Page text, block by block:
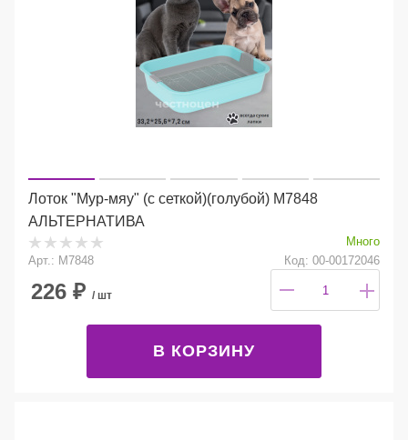
Лоток "Мур-мяу" (с сеткой)(голубой) М7848
АЛЬТЕРНАТИВА
Много
Арт.: М7848
Код: 00-00172046
226 ₽ / шт
В КОРЗИНУ